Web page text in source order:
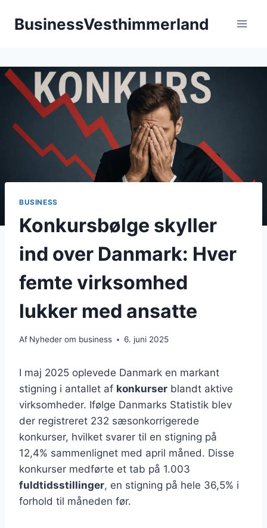
BusinessVesthimmerland
BUSINESS
Konkursbølge skyller
ind over Danmark: Hver
femte virksomhed
lukker med ansatte
Af Nyheder om business 6. juni 2025
I maj 2025 oplevede Danmark en markant
stigning i antallet af konkurser blandt aktive
virksomheder. Ifølge Danmarks Statistik blev
der registreret 232 sæsonkorrigerede
konkurser, hvilket svarer til en stigning på
12,4% sammenlignet med april måned. Disse
konkurser medførte et tab på 1.003
fuldtidsstillinger, en stigning på hele 36,5% i
forhold til måneden før.